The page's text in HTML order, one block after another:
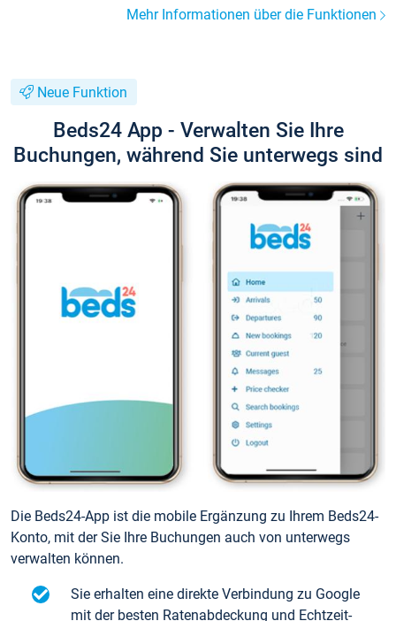
Mehr Informationen über die Funktionen
Neue Funktion
Beds24 App - Verwalten Sie Ihre
Buchungen, während Sie unterwegs sind
Die Beds24-App ist die mobile Ergänzung zu Ihrem Beds24-
Konto, mit der Sie Ihre Buchungen auch von unterwegs
verwalten können.
Sie erhalten eine direkte Verbindung zu Google
mit der besten Ratenabdeckung und Echtzeit-